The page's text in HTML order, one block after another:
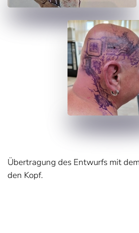
Übertragung des Entwurfs mit
den Kopf.